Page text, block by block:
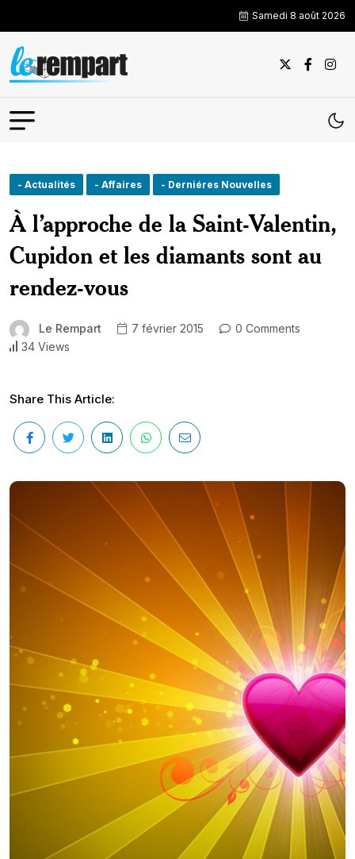
Samedi 8 août 2026
- Actualités - Affaires - Derniéres Nouvelles
À l’approche de la Saint-Valentin,
Cupidon et les diamants sont au
rendez-vous
Le Rempart 7 février 2015
0 Comments
34 Views
Share This Article: